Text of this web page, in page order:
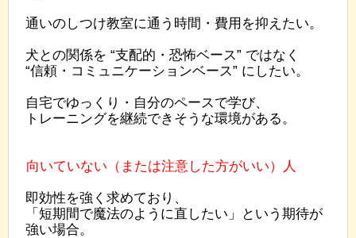
通いのしつけ教室に通う時間・費用を抑えたい。
犬との関係を “支配的・恐怖ベース” ではなく
“信頼・コミュニケーションベース” にしたい。
自宅でゆっくり・自分のペースで学び、
トレーニングを継続できそうな環境がある。
向いていない（または注意した方がいい）人
即効性を強く求めており、
「短期間で魔法のように直したい」という期待が
強い場合。